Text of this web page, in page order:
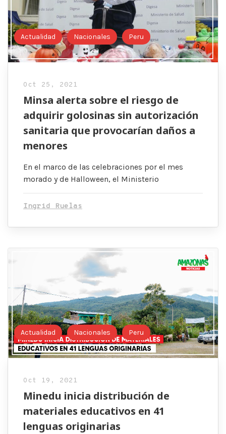
Actualidad Nacionales Peru
Oct 25, 2021
Minsa alerta sobre el riesgo de
adquirir golosinas sin autorización
sanitaria que provocarían daños a
menores
En el marco de las celebraciones por el mes
morado y de Halloween, el Ministerio
Ingrid Ruelas
Actualidad Nacionales Peru
Oct 19, 2021
Minedu inicia distribución de
materiales educativos en 41
lenguas originarias